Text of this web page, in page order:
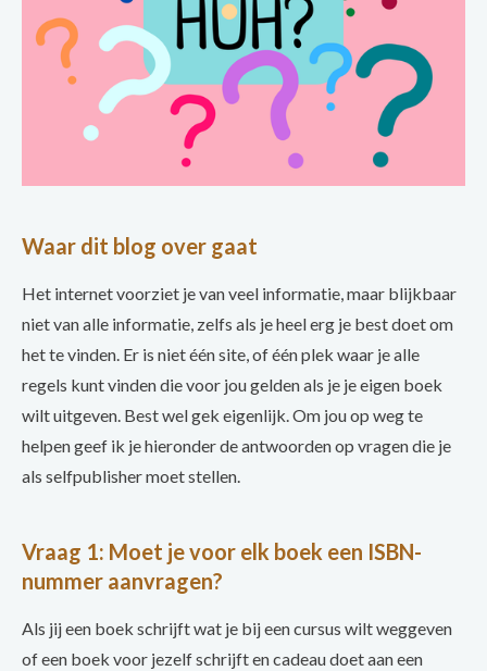
Waar dit blog over gaat
Het internet voorziet je van veel informatie, maar blijkbaar
niet van alle informatie, zelfs als je heel erg je best doet om
het te vinden. Er is niet één site, of één plek waar je alle
regels kunt vinden die voor jou gelden als je je eigen boek
wilt uitgeven. Best wel gek eigenlijk. Om jou op weg te
helpen geef ik je hieronder de antwoorden op vragen die je
als selfpublisher moet stellen.
Vraag 1: Moet je voor elk boek een ISBN-
nummer aanvragen?
Als jij een boek schrijft wat je bij een cursus wilt weggeven
of een boek voor jezelf schrijft en cadeau doet aan een